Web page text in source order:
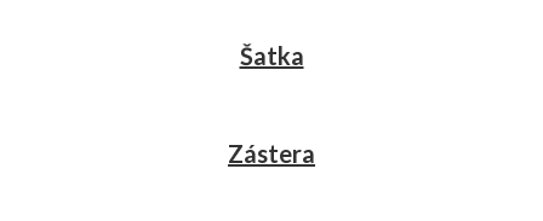
Šatka
Zástera